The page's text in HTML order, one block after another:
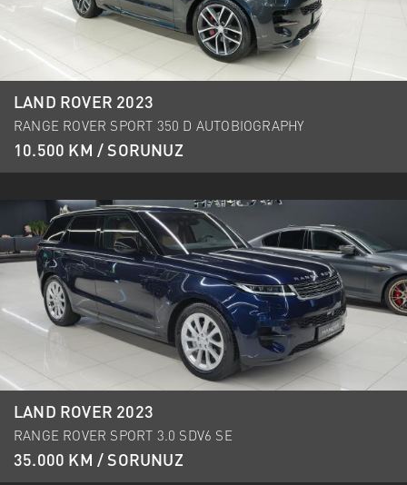
LAND ROVER 2023
RANGE ROVER SPORT 350 D AUTOBIOGRAPHY
10.500 KM / SORUNUZ
LAND ROVER 2023
RANGE ROVER SPORT 3.0 SDV6 SE
35.000 KM / SORUNUZ